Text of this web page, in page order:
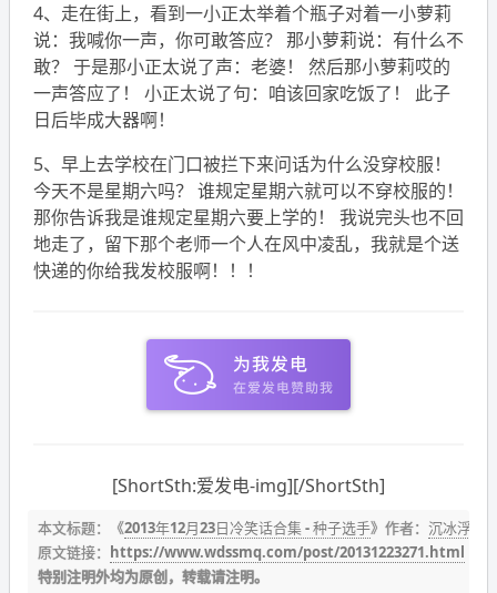
4、走在街上，看到一小正太举着个瓶子对着一小萝莉
说：我喊你一声，你可敢答应？ 那小萝莉说：有什么不
敢？ 于是那小正太说了声：老婆！ 然后那小萝莉哎的
一声答应了！ 小正太说了句：咱该回家吃饭了！ 此子
日后毕成大器啊！
5、早上去学校在门口被拦下来问话为什么没穿校服！
今天不是星期六吗？ 谁规定星期六就可以不穿校服的！
那你告诉我是谁规定星期六要上学的！ 我说完头也不回
地走了，留下那个老师一个人在风中凌乱，我就是个送
快递的你给我发校服啊！！！
[ShortSth:爱发电-img][/ShortSth]
本文标题：《2013年12月23日冷笑话合集 - 种子选手》作者： 沉冰浮水
原文链接： https://www.wdssmq.com/post/20131223271.html
特别注明外均为原创，转载请注明。